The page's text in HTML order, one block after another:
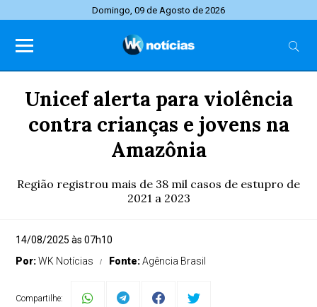
Domingo, 09 de Agosto de 2026
Unicef alerta para violência
contra crianças e jovens na
Amazônia
Região registrou mais de 38 mil casos de estupro de
2021 a 2023
14/08/2025 às 07h10
Por:WK Notícias Fonte:Agência Brasil
Compartilhe: